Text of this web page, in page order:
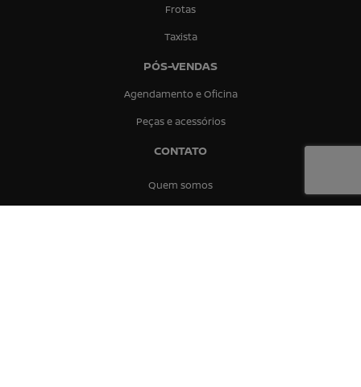
Frotas
Taxista
PÓS-VENDAS
Agendamento e Oficina
Peças e acessórios
CONTATO
Quem somos